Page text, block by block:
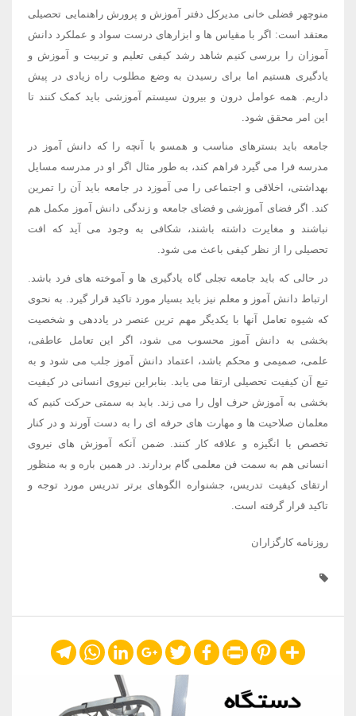
منوچهر فضلی خانی مدیرکل دفتر آموزش و پرورش راهنمایی تحصیلی
معتقد است: اگر با مقیاس ها و ابزارهای درست سواد و عملکرد دانش
آموزان را بررسی کنیم شاهد رشد کیفی تعلیم و تربیت و آموزش و
یادگیری هستیم اما برای رسیدن به وضع مطلوب راه زیادی در پیش
داریم. همه عوامل درون و بیرون سیستم آموزشی باید کمک کنند تا
این امر محقق شود.
جامعه باید بسترهای مناسب و همسو با آنچه را که دانش آموز در
مدرسه فرا می گیرد فراهم کند، به طور مثال اگر او در مدرسه مسایل
بهداشتی، اخلاقی و اجتماعی را می آموزد در جامعه باید آن را تمرین
کند. اگر فضای آموزشی و فضای جامعه و زندگی دانش آموز مکمل هم
نباشند و مغایرت داشته باشند، شکافی به وجود می آید که افت
تحصیلی را از نظر کیفی باعث می شود.
در حالی که باید جامعه تجلی گاه یادگیری ها و آموخته های فرد باشد.
ارتباط دانش آموز و معلم نیز باید بسیار مورد تاکید قرار گیرد. به نحوی
که شیوه تعامل آنها با یکدیگر مهم ترین عنصر در یاددهی و شخصیت
بخشی به دانش آموز محسوب می شود، اگر این تعامل عاطفی،
علمی، صمیمی و محکم باشد، اعتماد دانش آموز جلب می شود و به
تبع آن کیفیت تحصیلی ارتقا می یابد. بنابراین نیروی انسانی در کیفیت
بخشی به آموزش حرف اول را می زند. باید به سمتی حرکت کنیم که
معلمان صلاحیت ها و مهارت های حرفه ای را به دست آورند و در کنار
تخصص با انگیزه و علاقه کار کنند. ضمن آنکه آموزش های نیروی
انسانی هم به سمت فن معلمی گام بردارند. در همین باره و به منظور
ارتقای کیفیت تدریس، جشنواره الگوهای برتر تدریس مورد توجه و
تاکید قرار گرفته است.
روزنامه کارگزاران
Share
Pinterest
Print
Facebook
Twitter
Google+
LinkedIn
WhatsApp
Telegram